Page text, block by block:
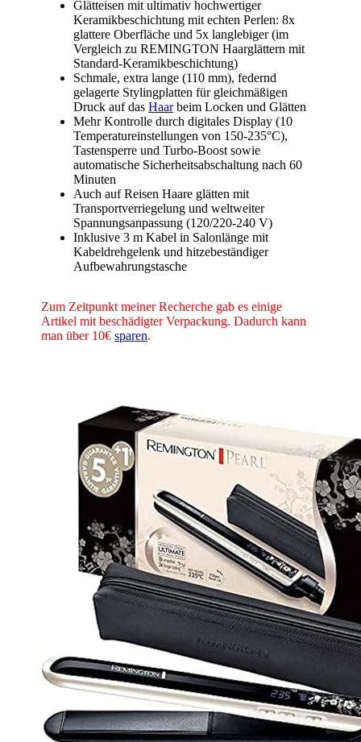
Glätteisen mit ultimativ hochwertiger
Keramikbeschichtung mit echten Perlen: 8x
glattere Oberfläche und 5x langlebiger (im
Vergleich zu REMINGTON Haarglättern mit
Standard-Keramikbeschichtung)
Schmale, extra lange (110 mm), federnd
gelagerte Stylingplatten für gleichmäßigen
Druck auf dasHaarbeim Locken und Glätten
Mehr Kontrolle durch digitales Display (10
Temperatureinstellungen von 150-235°C),
Tastensperre und Turbo-Boost sowie
automatische Sicherheitsabschaltung nach 60
Minuten
Auch auf Reisen Haare glätten mit
Transportverriegelung und weltweiter
Spannungsanpassung (120/220-240 V)
Inklusive 3 m Kabel in Salonlänge mit
Kabeldrehgelenk und hitzebeständiger
Aufbewahrungstasche
Zum Zeitpunkt meiner Recherche gab es einige
Artikel mit beschädigter Verpackung. Dadurch kann
man über 10€sparen.